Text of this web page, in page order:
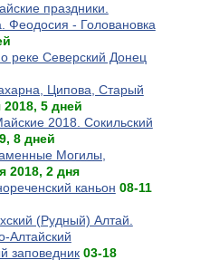
праздники.
Феодосия - Головановка
реке Северский Донец
Ципова, Старый
2018, 5 дней
2018. Сокильский
8 дней
Могилы,
2018, 2 дня
каньон 08-11
(Рудный) Алтай.
Алтайский
заповедник 03-18